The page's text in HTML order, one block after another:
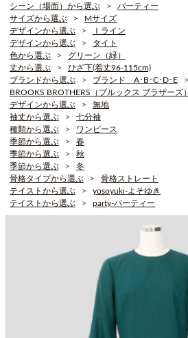
シーン（場面）から選ぶ
パーティー
サイズから選ぶ
Mサイズ
デザインから選ぶ
Ｉライン
デザインから選ぶ
タイト
色から選ぶ
グリーン（緑）
丈から選ぶ
ひざ下(着丈96-115cm)
ブランドから選ぶ
ブランド A･B･C･D･E
BROOKS BROTHERS（ブルックス ブラザーズ）
デザインから選ぶ
無地
袖丈から選ぶ
七分袖
種類から選ぶ
ワンピース
季節から選ぶ
春
季節から選ぶ
秋
季節から選ぶ
冬
骨格タイプから選ぶ
骨格ストレート
テイストから選ぶ
yosoyuki-よそゆき
テイストから選ぶ
party-パーティー